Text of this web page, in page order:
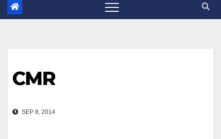
CMR
SEP 8, 2014